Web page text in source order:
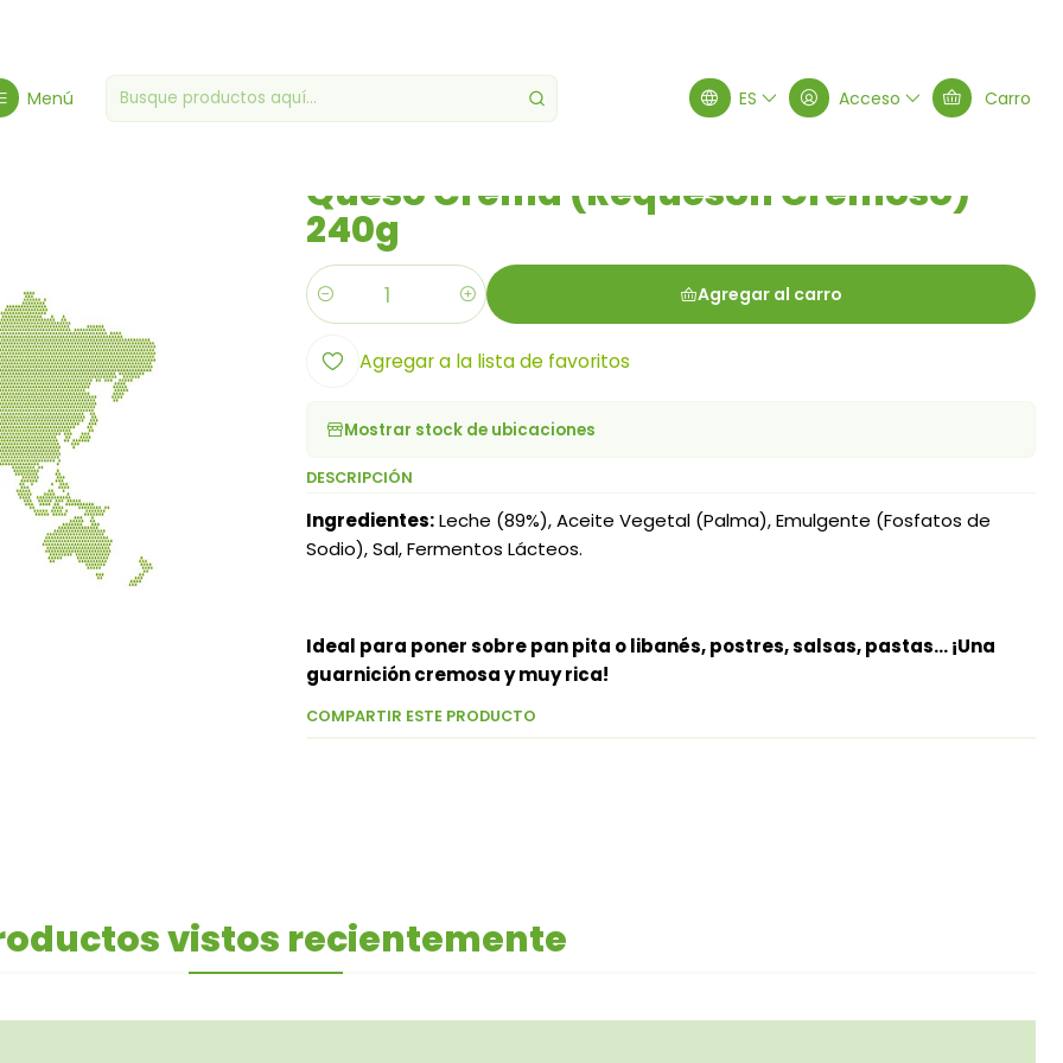
Menú ES Acceso Carro
Queso Crema (Requesón Cremoso)
240g
Cantidad Agregar al carro
Agregar a la lista de favoritos
Mostrar stock de ubicaciones
DESCRIPCIÓN
Ingredientes:Leche (89%), Aceite Vegetal (Palma), Emulgente (Fosfatos de
Sodio), Sal, Fermentos Lácteos.
Ideal para poner sobre pan pita o libanés, postres, salsas, pastas… ¡Una
guarnición cremosa y muy rica!
COMPARTIR ESTE PRODUCTO
vistos recientemente